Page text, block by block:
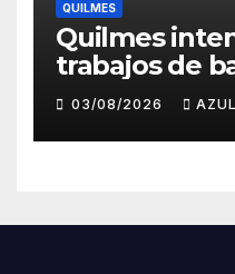
QUILMES
Quilmes
trabajos de
distintos
03/08/2026